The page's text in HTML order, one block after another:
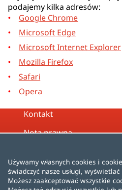
podajemy kilka adresów:
Google Chrome
Microsoft Edge
Microsoft Internet Explorer
Mozilla Firefox
Safari
Opera
Kontakt
Nota prawna
Polityka plików cookie
Używamy własnych cookies i
świadczyć nasze usługi,
Możesz zaakceptować wszystkie